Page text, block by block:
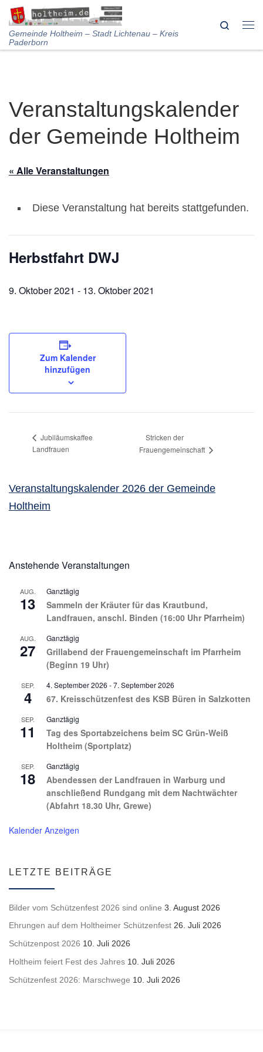
Skip to content
Gemeinde Holtheim – Stadt Lichtenau – Kreis
Paderborn
Search
Veranstaltungskalender
der Gemeinde Holtheim
« Alle Veranstaltungen
Diese Veranstaltung hat bereits stattgefunden.
Herbstfahrt DWJ
9. Oktober 2021 - 13. Oktober 2021
Zum Kalender
hinzufügen
Jubiläumskaffee
Landfrauen
Stricken der
Frauengemeinschaft
Veranstaltungskalender 2026 der Gemeinde
Holtheim
Anstehende Veranstaltungen
AUG.
13
Ganztägig
Sammeln der Kräuter für das Krautbund,
Landfrauen, anschl. Binden (16:00 Uhr Pfarrheim)
AUG.
27
Ganztägig
Grillabend der Frauengemeinschaft im Pfarrheim
(Beginn 19 Uhr)
SEP.
4
4. September 2026 -7. September 2026
67. Kreisschützenfest des KSB Büren in Salzkotten
SEP.
11
Ganztägig
Tag des Sportabzeichens beim SC Grün-Weiß
Holtheim (Sportplatz)
SEP.
18
Ganztägig
Abendessen der Landfrauen in Warburg und
anschließend Rundgang mit dem Nachtwächter
(Abfahrt 18.30 Uhr, Grewe)
Kalender Anzeigen
LETZTE BEITRÄGE
Bilder vom Schützenfest 2026 sind online 3. August 2026
Ehrungen auf dem Holtheimer Schützenfest 26. Juli 2026
Schützenpost 2026 10. Juli 2026
Holtheim feiert Fest des Jahres 10. Juli 2026
Schützenfest 2026: Marschwege 10. Juli 2026